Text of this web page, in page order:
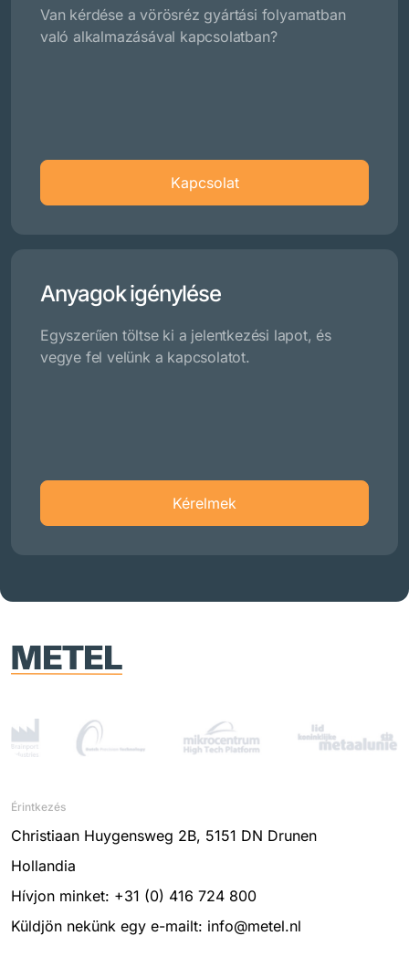
Van kérdése a vörösréz gyártási folyamatban
való alkalmazásával kapcsolatban?
Kapcsolat
Anyagok igénylése
Egyszerűen töltse ki a jelentkezési lapot, és
vegye fel velünk a kapcsolatot.
Kérelmek
Érintkezés
Christiaan Huygensweg 2B, 5151 DN Drunen
Hollandia
Hívjon minket: +31 (0) 416 724 800
Küldjön nekünk egy e-mailt: info@metel.nl